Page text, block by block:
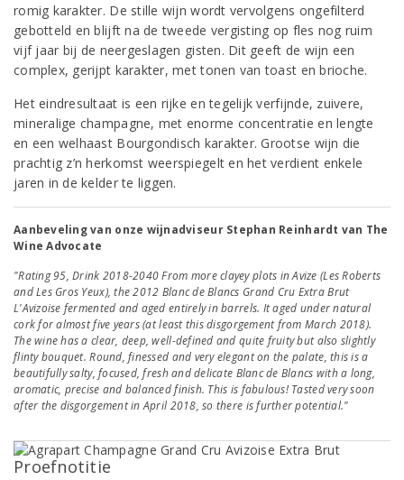
romig karakter. De stille wijn wordt vervolgens ongefilterd
gebotteld en blijft na de tweede vergisting op fles nog ruim
vijf jaar bij de neergeslagen gisten. Dit geeft de wijn een
complex, gerijpt karakter, met tonen van toast en brioche.
Het eindresultaat is een rijke en tegelijk verfijnde, zuivere,
mineralige champagne, met enorme concentratie en lengte
en een welhaast Bourgondisch karakter. Grootse wijn die
prachtig z’n herkomst weerspiegelt en het verdient enkele
jaren in de kelder te liggen.
Aanbeveling van onze wijnadviseur Stephan Reinhardt van The
Wine Advocate
"Rating 95, Drink 2018-2040 From more clayey plots in Avize (Les Roberts
and Les Gros Yeux), the 2012 Blanc de Blancs Grand Cru Extra Brut
L'Avizoise fermented and aged entirely in barrels. It aged under natural
cork for almost five years (at least this disgorgement from March 2018).
The wine has a clear, deep, well-defined and quite fruity but also slightly
flinty bouquet. Round, finessed and very elegant on the palate, this is a
beautifully salty, focused, fresh and delicate Blanc de Blancs with a long,
aromatic, precise and balanced finish. This is fabulous! Tasted very soon
after the disgorgement in April 2018, so there is further potential."
Proefnotitie